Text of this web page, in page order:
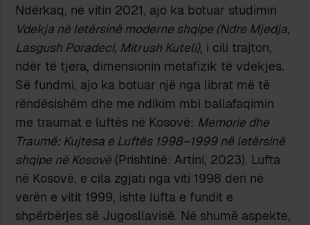
Ndërkaq, në vitin 2021, ajo ka botuar studimin
Vdekja në letërsinë moderne shqipe (Ndre Mjedja,
Lasgush Poradeci, Mitrush Kuteli), i cili trajton,
ndër të tjera, dimensionin metafizik të vdekjes.
Së fundmi, ajo ka botuar një nga librat më të
rëndësishëm dhe me ndikim mbi ballafaqimin
me traumat e luftës në Kosovë: Memorie dhe
Traumë: Kujtesa e Luftës 1998–1999 në letërsinë
shqipe në Kosovë (Prishtinë: Artini, 2023). Lufta
në Kosovë, e cila zgjati nga viti 1998 deri në
verën e vitit 1999, ishte lufta e fundit e
shpërbërjes së Jugosllavisë. Në shumë aspekte,